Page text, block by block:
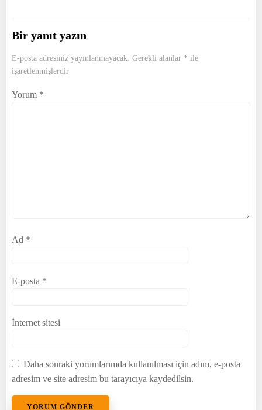
Bir yanıt yazın
E-posta adresiniz yayınlanmayacak. Gerekli alanlar * ile
işaretlenmişlerdir
Yorum *
Ad *
E-posta *
İnternet sitesi
Daha sonraki yorumlarımda kullanılması için adım, e-posta
adresim ve site adresim bu tarayıcıya kaydedilsin.